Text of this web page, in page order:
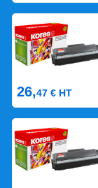
26,47 € HT